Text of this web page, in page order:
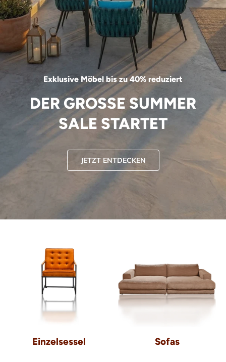
Exklusive Möbel bis zu 40% reduziert
DER GROSSE SUMMER
SALE STARTET
JETZT ENTDECKEN
Einzelsessel Sofas